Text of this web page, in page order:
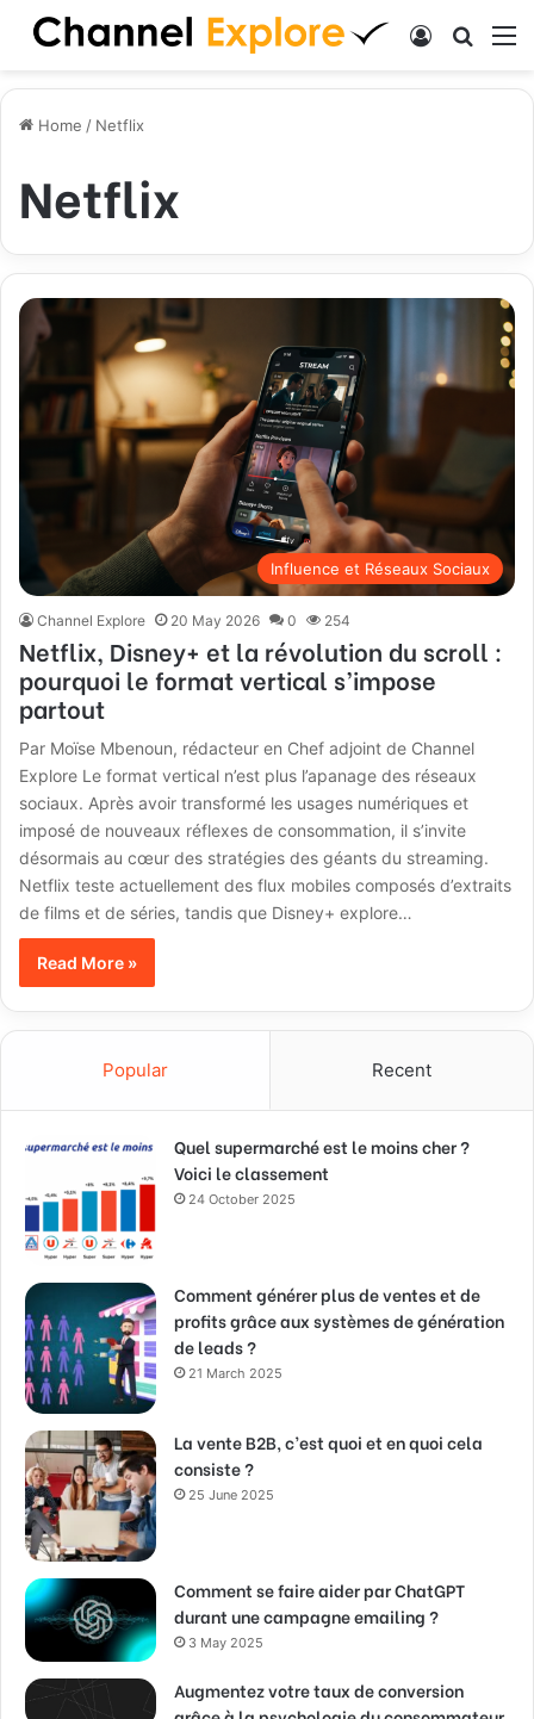
Log In
Home / Netflix
Netflix
Influence et Réseaux Sociaux
Channel Explore 20 May 2026 0 254
Netflix, Disney+ et la révolution du scroll :
pourquoi le format vertical s’impose
partout
Par Moïse Mbenoun, rédacteur en Chef adjoint de Channel
Explore Le format vertical n’est plus l’apanage des réseaux
sociaux. Après avoir transformé les usages numériques et
imposé de nouveaux réflexes de consommation, il s’invite
désormais au cœur des stratégies des géants du streaming.
Netflix teste actuellement des flux mobiles composés d’extraits
de films et de séries, tandis que Disney+ explore…
Read More »
Popular Recent
Quel supermarché est le moins cher ?
Voici le classement
24 October 2025
Comment générer plus de ventes et de
profits grâce aux systèmes de génération
de leads ?
21 March 2025
La vente B2B, c’est quoi et en quoi cela
consiste ?
25 June 2025
Comment se faire aider par ChatGPT
durant une campagne emailing ?
3 May 2025
Augmentez votre taux de conversion